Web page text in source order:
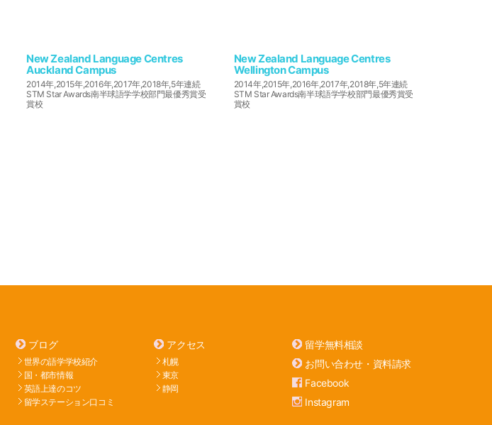
New Zealand Language Centres
Auckland Campus
2014年,2015年,2016年,2017年,2018年,5年連続
STM Star Awards南半球語学学校部門最優秀賞受
賞校
New Zealand Language Centres
Wellington Campus
2014年,2015年,2016年,2017年,2018年,5年連続
STM Star Awards南半球語学学校部門最優秀賞受
賞校
ブログ
世界の語学学校紹介
国・都市情報
英語上達のコツ
留学ステーション口コミ
アクセス
札幌
東京
静岡
留学無料相談
お問い合わせ・資料請求
Facebook
Instagram